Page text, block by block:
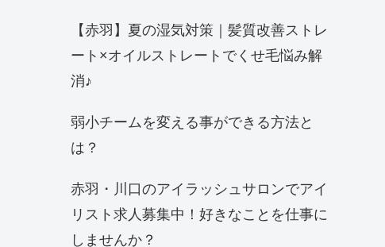
【赤羽】夏の湿気対策｜髪質改善ストレ
ート×オイルストレートでくせ毛悩み解
消♪
弱小チームを変える事ができる方法と
は？
赤羽・川口のアイラッシュサロンでアイ
リスト求人募集中！好きなことを仕事に
しませんか？